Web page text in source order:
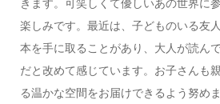
楽しみです。最近は、子どものいる友
本を手に取ることがあり、大人が読ん
だと改めて感じています。お子さんも
る温かな空間をお届けできるよう努め